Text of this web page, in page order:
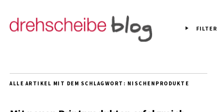
FILTER
ALLE ARTIKEL MIT DEM SCHLAGWORT: NISCHENPRODUKTE